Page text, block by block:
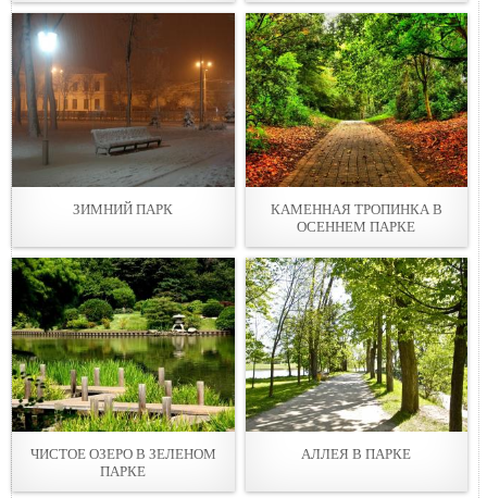
ЗИМНИЙ ПАРК
КАМЕННАЯ ТРОПИНКА В
ОСЕННЕМ ПАРКЕ
ЧИСТОЕ ОЗЕРО В ЗЕЛЕНОМ
ПАРКЕ
АЛЛЕЯ В ПАРКЕ